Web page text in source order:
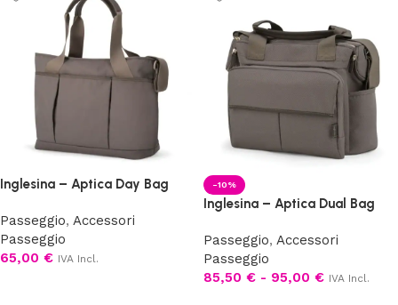
Inglesina – Aptica Day Bag
Passeggio, Accessori
Passeggio
65,00 € IVA Incl.
-10%
Inglesina – Aptica Dual Bag
Passeggio, Accessori
Passeggio
85,50 € - 95,00 € IVA Incl.